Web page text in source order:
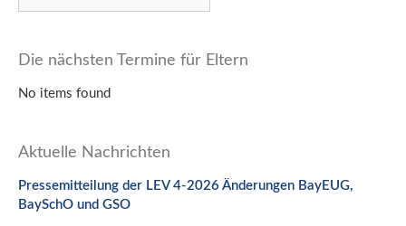
Die nächsten Termine für Eltern
No items found
Aktuelle Nachrichten
Pressemitteilung der LEV 4-2026 Änderungen BayEUG,
BaySchO und GSO